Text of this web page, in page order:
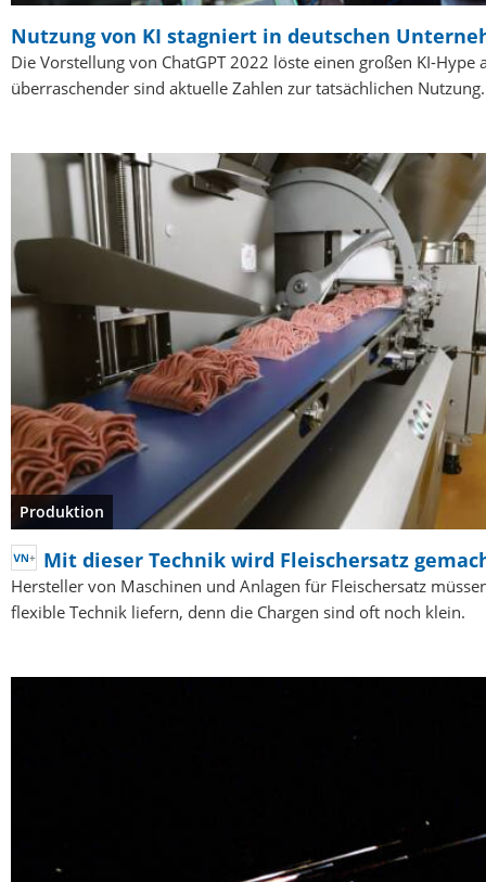
Nutzung von KI stagniert in deutschen
Die Vorstellung von ChatGPT 2022 löste einen großen KI-Hype
überraschender sind aktuelle Zahlen zur tatsächlichen Nutzung.
Produktion
Mit dieser Technik wird Fleischersatz
Hersteller von Maschinen und Anlagen für Fleischersatz
flexible Technik liefern, denn die Chargen sind oft noch klein.